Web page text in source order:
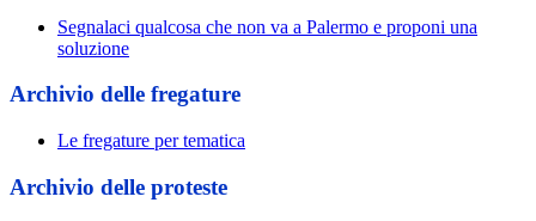
Segnalaci qualcosa che non va a Palermo e proponi una
soluzione
Archivio delle fregature
Le fregature per tematica
Archivio delle proteste